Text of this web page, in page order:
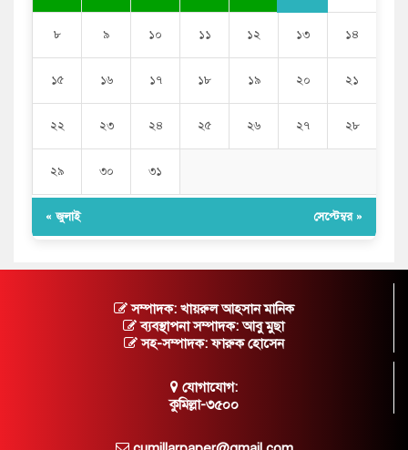
৮ ৯ ১০ ১১ ১২ ১৩ ১৪
১৫ ১৬ ১৭ ১৮ ১৯ ২০ ২১
২২ ২৩ ২৪ ২৫ ২৬ ২৭ ২৮
২৯ ৩০ ৩১
« জুলাই সেপ্টেম্বর »
সম্পাদক: খায়রুল আহসান মানিক
ব্যবস্থাপনা সম্পাদক: আবু মুছা
সহ-সম্পাদক: ফারুক হোসেন
যোগাযোগ:
কুমিল্লা-৩৫০০